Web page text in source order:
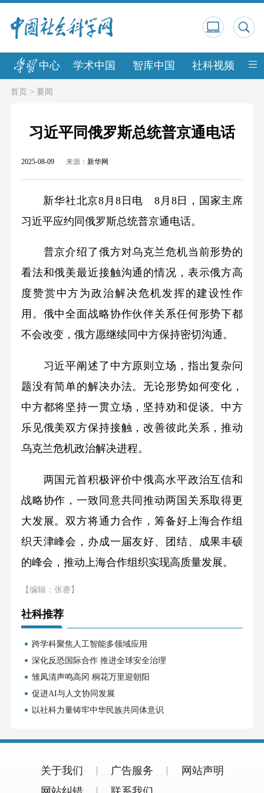
中心 学术中国 智库中国 社科视频 中
首页> 要闻
习近平同俄罗斯总统普京通电话
2025-08-09 来源： 新华网
新华社北京8月8日电 8月8日，国家主席
习近平应约同俄罗斯总统普京通电话。
普京介绍了俄方对乌克兰危机当前形势的
看法和俄美最近接触沟通的情况，表示俄方高
度赞赏中方为政治解决危机发挥的建设性作
用。俄中全面战略协作伙伴关系任何形势下都
不会改变，俄方愿继续同中方保持密切沟通。
习近平阐述了中方原则立场，指出复杂问
题没有简单的解决办法。无论形势如何变化，
中方都将坚持一贯立场，坚持劝和促谈。中方
乐见俄美双方保持接触，改善彼此关系，推动
乌克兰危机政治解决进程。
两国元首积极评价中俄高水平政治互信和
战略协作，一致同意共同推动两国关系取得更
大发展。双方将通力合作，筹备好上海合作组
织天津峰会，办成一届友好、团结、成果丰硕
的峰会，推动上海合作组织实现高质量发展。
【编辑：张赛】
社科推荐
跨学科聚焦人工智能多领域应用
深化反恐国际合作 推进全球安全治理
雏凤清声鸣高冈 桐花万里迎朝阳
促进AI与人文协同发展
以社科力量铸牢中华民族共同体意识
关于我们 广告服务
网站声明